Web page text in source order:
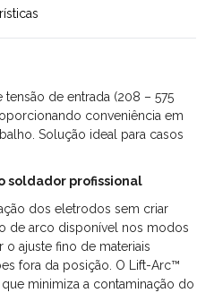
de entrada (208 – 575
conveniência em
Solução ideal para casos
soldador profissional
dos eletrodos sem criar
de arco disponível nos modos
o ajuste fino de materiais
fora da posição. O Lift-Arc™
minimiza a contaminação do